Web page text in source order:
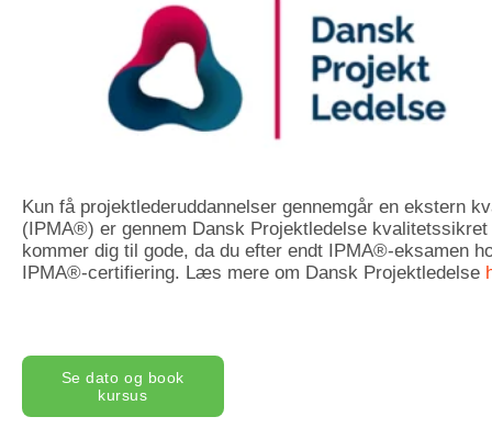
Kun få projektlederuddannelser gennemgår en ekstern
(IPMA®) er gennem Dansk Projektledelse
kommer dig til gode, da du efter endt IPMA®-eksamen
IPMA®-certifiering. Læs mere om Dansk Projektledelse
Se dato og book
kursus